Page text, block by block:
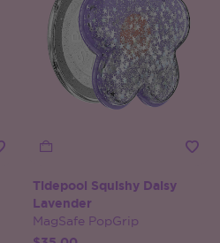
Tidepool Squishy Daisy
Lavender
MagSafe PopGrip